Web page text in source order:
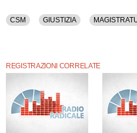
CSM GIUSTIZIA
REGISTRAZIONI CORRELATE